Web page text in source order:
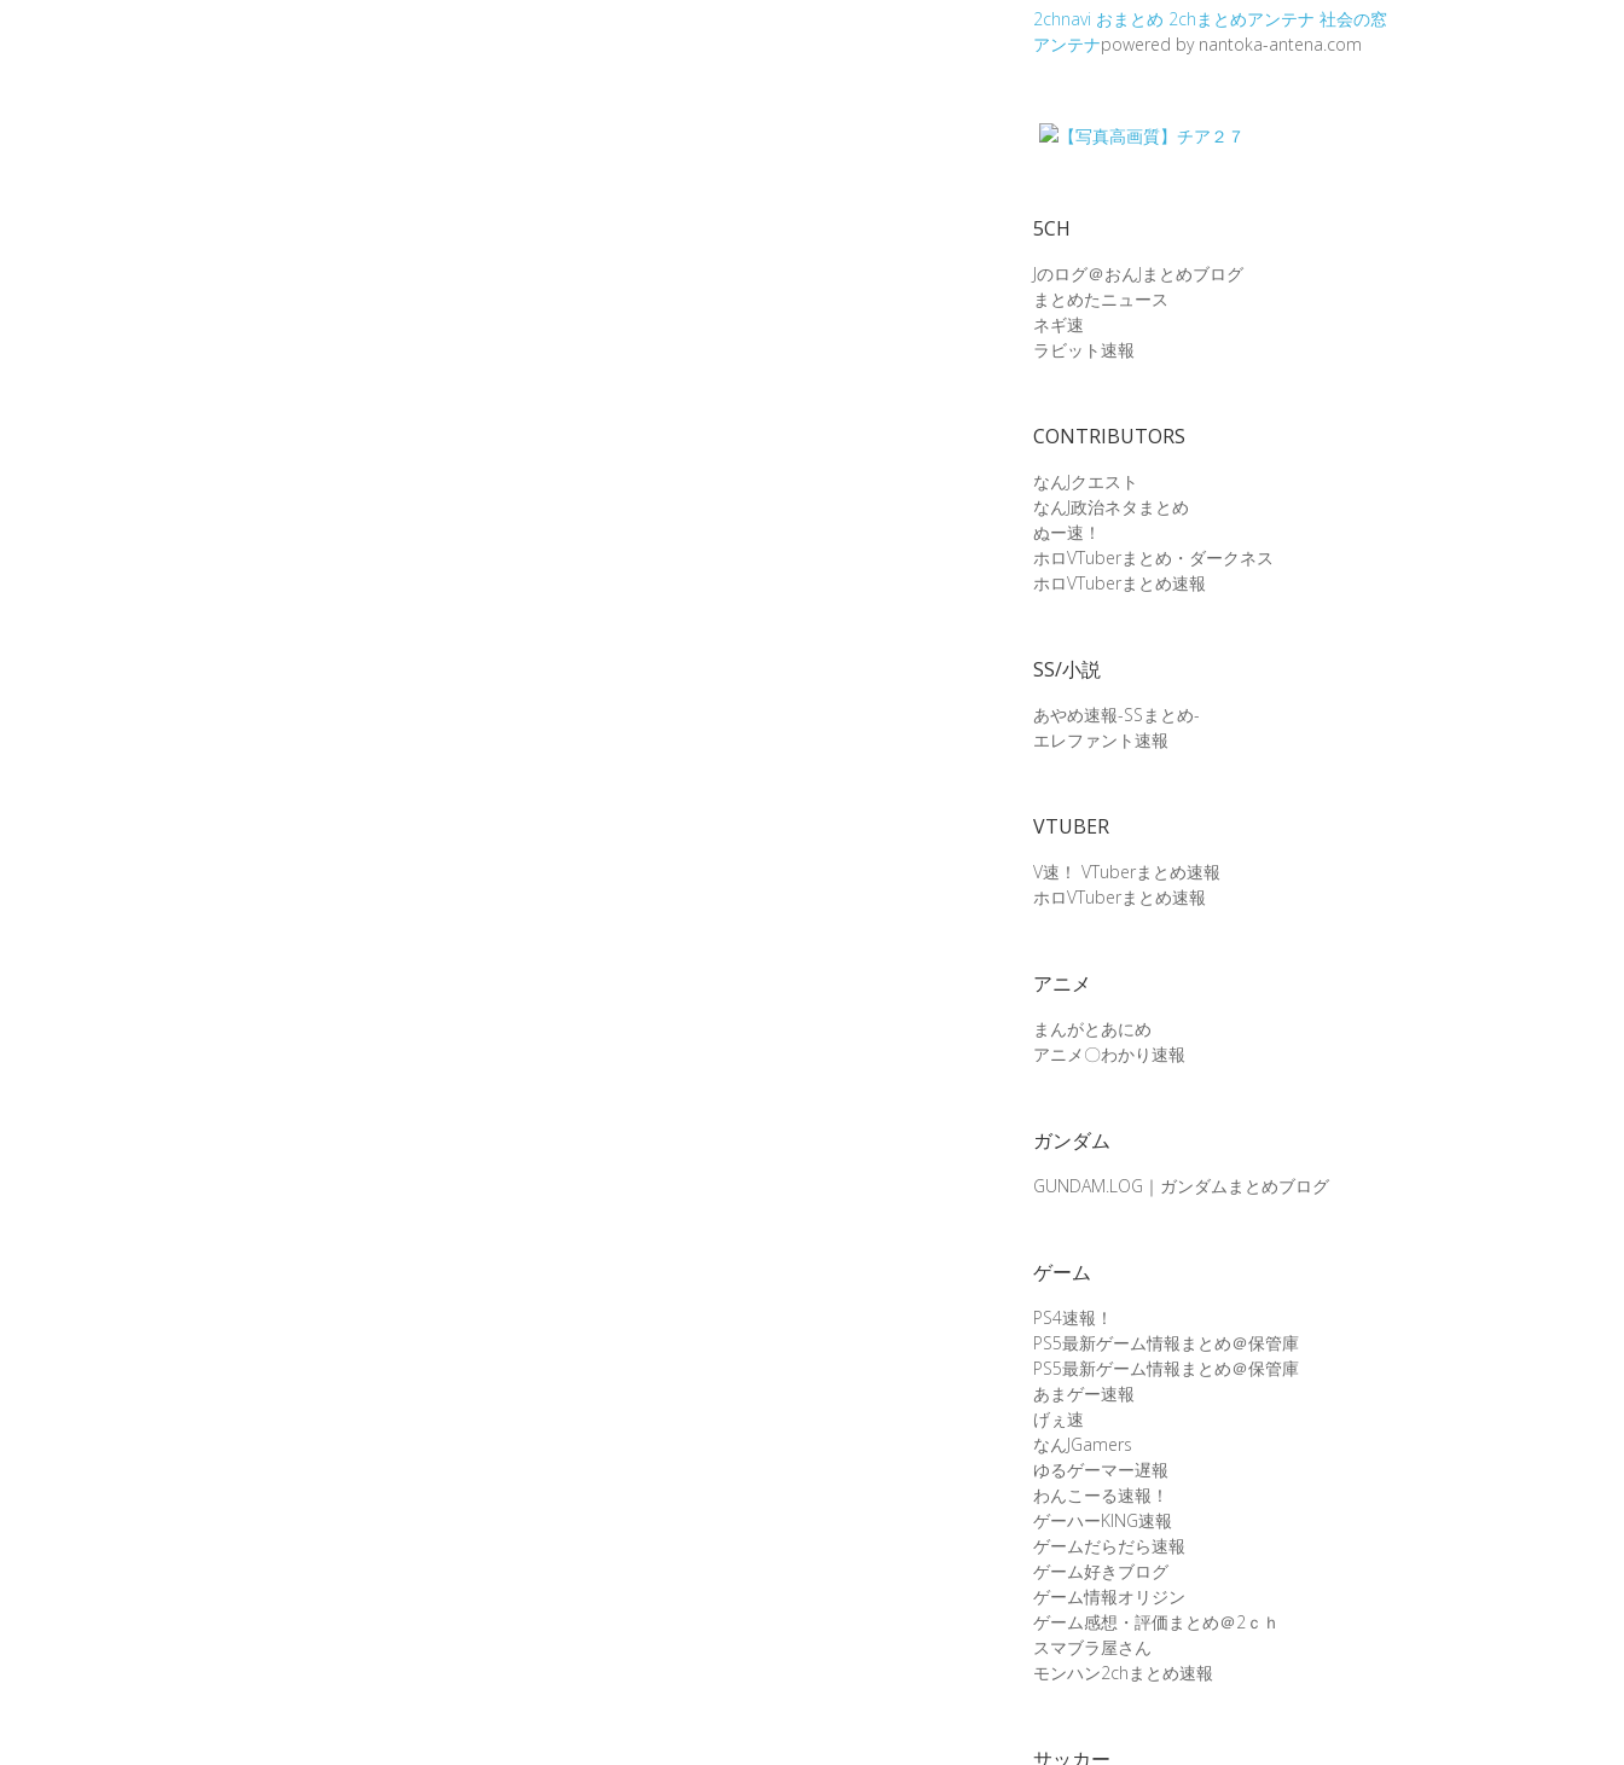
2chnavi おまとめ 2chまとめアンテナ 社会の窓
アンテナpowered by nantoka-antena.com
5CH
Jのログ＠おんJまとめブログ
まとめたニュース
ネギ速
ラビット速報
CONTRIBUTORS
なんJクエスト
なんJ政治ネタまとめ
ぬー速！
ホロVTuberまとめ・ダークネス
ホロVTuberまとめ速報
SS/小説
あやめ速報-SSまとめ-
エレファント速報
VTUBER
V速！ VTuberまとめ速報
ホロVTuberまとめ速報
アニメ
まんがとあにめ
アニメ〇わかり速報
ガンダム
GUNDAM.LOG｜ガンダムまとめブログ
ゲーム
PS4速報！
PS5最新ゲーム情報まとめ＠保管庫
PS5最新ゲーム情報まとめ＠保管庫
あまゲー速報
げぇ速
なんJGamers
ゆるゲーマー遅報
わんこーる速報！
ゲーハーKING速報
ゲームだらだら速報
ゲーム好きブログ
ゲーム情報オリジン
ゲーム感想・評価まとめ＠2ｃｈ
スマブラ屋さん
モンハン2chまとめ速報
サッカー